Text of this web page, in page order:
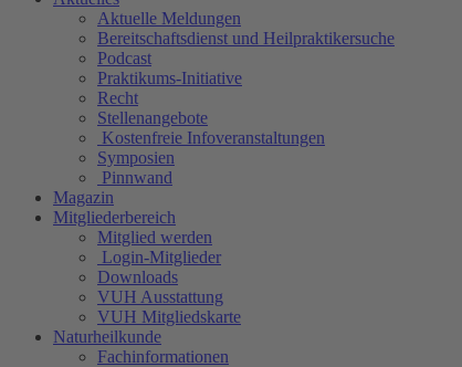
Aktuelle Meldungen
Bereitschaftsdienst und Heilpraktikersuche
Podcast
Praktikums-Initiative
Recht
Stellenangebote
Kostenfreie Infoveranstaltungen
Symposien
Pinnwand
Magazin
Mitgliederbereich
Mitglied werden
Login-Mitglieder
Downloads
VUH Ausstattung
VUH Mitgliedskarte
Naturheilkunde
Fachinformationen